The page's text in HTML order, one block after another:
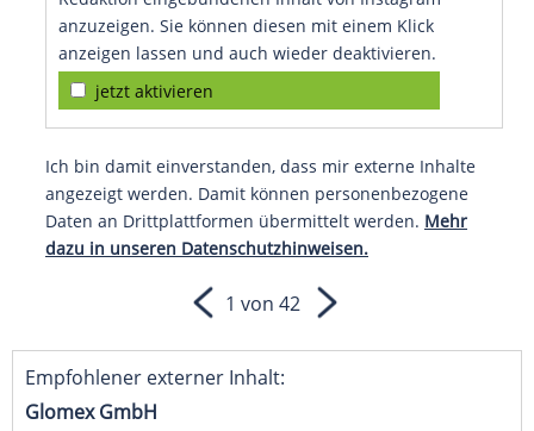
anzuzeigen. Sie können diesen mit einem Klick
anzeigen lassen und auch wieder deaktivieren.
jetzt aktivieren
Ich bin damit einverstanden, dass mir externe Inhalte
angezeigt werden. Damit können personenbezogene
Daten an Drittplattformen übermittelt werden. Mehr
dazu in unseren Datenschutzhinweisen.
1 von 42
Empfohlener externer Inhalt:
Glomex GmbH